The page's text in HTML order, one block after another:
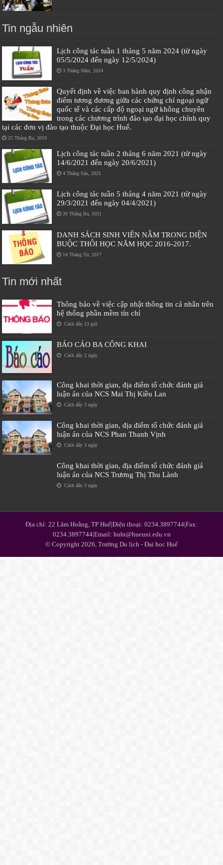
Tin ngẫu nhiên
Lịch công tác tuần 1 tháng 5 năm 2024 (từ ngày
05/5/2024 đến ngày 12/5/2024)
3 Tháng Năm, 2024
Quyết định về việc ban hành quy định công nhận
điểm tương đương giữa các chứng chỉ ngoại ngữ
quốc tế và các cấp độ ngoại ngữ không chuyên
trong các chương trình đào tạo đại học chính quy
tại các đơn vị đào tạo thuộc Đại học Huế.
25 Tháng Ba, 2019
Lịch công tác tuần 2 tháng 6 năm 2021 (từ ngày
14/6/2021 đến ngày 20/6/2021)
4 Tháng Sáu, 2021
Lịch công tác tuần 5 tháng 4 năm 2021 (từ ngày
29/3/2021 đến ngày 04/4/2021)
26 Tháng Ba, 2021
DANH SÁCH SINH VIÊN NẰM TRONG DIỆN
BUỘC THÔI HỌC NĂM HỌC 2016-2017.
14 Tháng Tư, 2017
Tin mới nhất
Thông báo về việc cập nhật thông tin cá nhân trên
hệ thống phần mềm tín chỉ
Cách đây 13 giờ
BÁO CÁO BA CÔNG KHAI
Cách đây 2 ngày
Công khai thời gian, địa điểm tổ chức đánh giá
luận án của NCS Mai Thị Kiều Lan
Cách đây 3 ngày
Công khai thời gian, địa điểm tổ chức đánh giá
luận án của NCS Phan Thanh Vịnh
Cách đây 3 ngày
Công khai thời gian, địa điểm tổ chức đánh giá
luận án của NCS Trương Thị Thu Lành
Cách đây 3 ngày
Địa chỉ: 22 Lâm Hoằng, TP Huế|Điện thoại: 0234.3897744|Fax:
0234.3897744|Email: huht@hueuni.edu.vn
© Copyright 2026, Trường Du lịch - Đại học Huế